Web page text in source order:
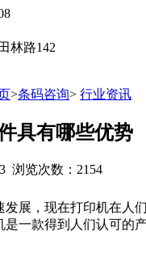
林路142
>条码咨询> 行业资讯
具有哪些优势
浏览次数：2154
展，现在打印机在人
是一款得到人们认可的产品